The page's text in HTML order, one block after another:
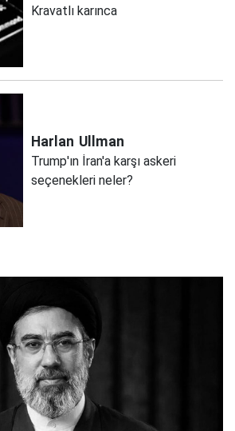
Kravatlı karınca
Harlan Ullman
Trump'ın İran'a karşı askeri
seçenekleri neler?